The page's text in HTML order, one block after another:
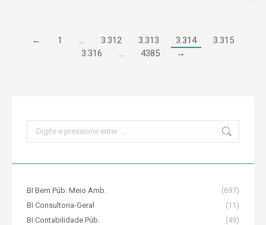
← 1 … 3.312 3.313 3.314
3.315
3.316
… 4385 →
BI Bem Púb. Meio Amb.
(697)
BI Consultoria-Geral
(11)
BI Contabilidade Púb.
(49)